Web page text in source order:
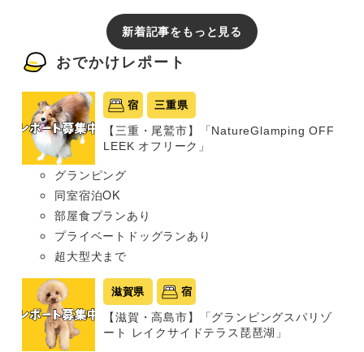
新着記事をもっと見る
おでかけレポート
宿 三重県
【三重・尾鷲市】「NatureGlamping OFF
LEEK オフリーク」
グランピング
同室宿泊OK
部屋食プランあり
プライベートドッグランあり
超大型犬まで
滋賀県 宿
【滋賀・高島市】「グランピングスパリゾ
ート レイクサイドテラス琵琶湖」